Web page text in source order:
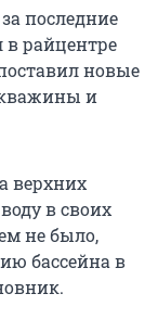
последние
в райцентре
новые
и
верхних
в своих
не было,
бассейна в